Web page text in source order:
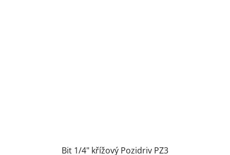
Bit 1/4" křížový Pozidriv PZ3